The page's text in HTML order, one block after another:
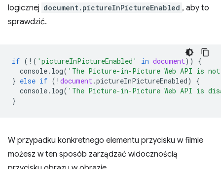
logicznej document.pictureInPictureEnabled , aby to
sprawdzić.
if ( ! ( 'pictureInPictureEnabled' in document))
{
console. log( 'The Picture-in-Picture Web API is
} else if ( ! document.pictureInPictureEnabled)
{
console. log( 'The Picture-in-Picture Web API is
}
W przypadku konkretnego elementu przycisku w filmie
możesz w ten sposób zarządzać widocznością